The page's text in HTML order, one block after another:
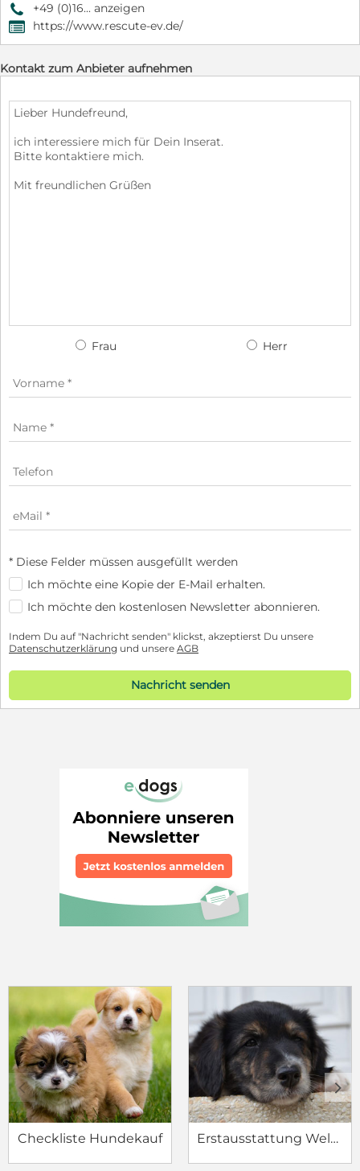
9 +49 (0)16... anzeigen
, https://www.rescute-ev.de/
Kontakt zum Anbieter aufnehmen
Frau Herr
* Diese Felder müssen ausgefüllt werden
Ich möchte eine Kopie der E-Mail erhalten.
Ich möchte den kostenlosen Newsletter abonnieren.
Indem Du auf "Nachricht senden" klickst, akzeptierst Du unsere
Datenschutzerklärung und unsere AGB
Nachricht senden
Checkliste Hundekauf Erstausstattung Welpe
c d